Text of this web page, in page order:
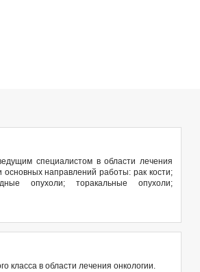
специалистом в области лечения
основных направлений работы: рак кости;
опухоли; торакальные опухоли;
класса в области лечения онкологии.